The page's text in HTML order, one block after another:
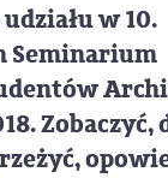
w 10.
Seminarium
Zobaczyć,